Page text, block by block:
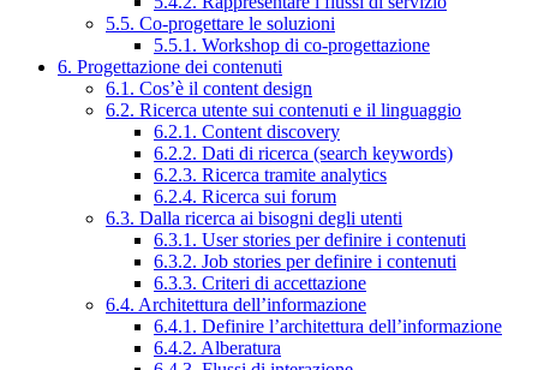
5.5. Co-progettare le soluzioni
5.5.1. Workshop di co-progettazione
6. Progettazione dei contenuti
6.1. Cos’è il content design
6.2. Ricerca utente sui contenuti e il linguaggio
6.2.1. Content discovery
6.2.2. Dati di ricerca (search keywords)
6.2.3. Ricerca tramite analytics
6.2.4. Ricerca sui forum
6.3. Dalla ricerca ai bisogni degli utenti
6.3.1. User stories per definire i contenuti
6.3.2. Job stories per definire i contenuti
6.3.3. Criteri di accettazione
6.4. Architettura dell’informazione
6.4.1. Definire l’architettura dell’informazione
6.4.2. Alberatura